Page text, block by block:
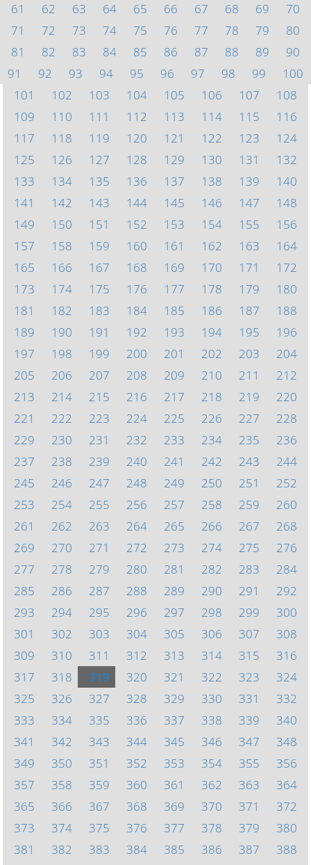
61
62 63 64 65 66 67 68 69
70
71
72 73 74 75 76 77 78 79
80
81
82 83 84 85 86 87 88 89
90
91
92 93 94 95 96 97 98 99
100
101
102 103 104 105 106 107
108
109
110 111 112 113 114 115
116
117
118 119 120 121 122 123
124
125
126 127 128 129 130 131
132
133
134 135 136 137 138 139
140
141
142 143 144 145 146 147
148
149
150 151 152 153 154 155
156
157
158 159 160 161 162 163
164
165
166 167 168 169 170 171
172
173
174 175 176 177 178 179
180
181
182 183 184 185 186 187
188
189
190 191 192 193 194 195
196
197
198 199 200 201 202 203
204
205
206 207 208 209 210 211
212
213
214 215 216 217 218 219
220
221
222 223 224 225 226 227
228
229
230 231 232 233 234 235
236
237
238 239 240 241 242 243
244
245
246 247 248 249 250 251
252
253
254 255 256 257 258 259
260
261
262 263 264 265 266 267
268
269
270 271 272 273 274 275
276
277
278 279 280 281 282 283
284
285
286 287 288 289 290 291
292
293
294 295 296 297 298 299
300
301
302 303 304 305 306 307
308
309
310 311 312 313 314 315
316
317
318 319 320 321 322 323
324
325
326 327 328 329 330 331
332
333
334 335 336 337 338 339
340
341
342 343 344 345 346 347
348
349
350 351 352 353 354 355
356
357
358 359 360 361 362 363
364
365
366 367 368 369 370 371
372
373
374 375 376 377 378 379
380
381
382 383 384 385 386 387
388